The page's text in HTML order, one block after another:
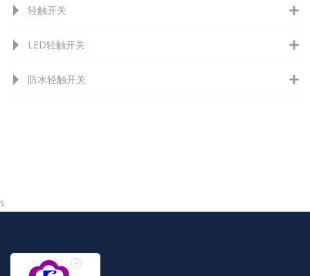
轻触开关
LED轻触开关
防水轻触开关
s